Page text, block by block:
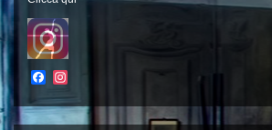
Facebook